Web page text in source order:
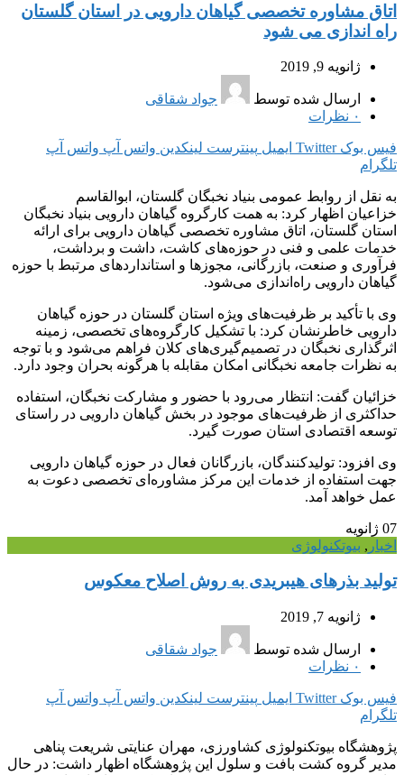
اتاق مشاوره تخصصی گیاهان دارویی در استان گلستان
راه اندازی می شود
ژانویه 9, 2019
ارسال شده توسط
جواد شقاقی
۰ نظرات
فیس بوک Twitter ایمیل پینترست لینکدین واتس آپ واتس آپ
تلگرام
به نقل از روابط عمومی بنیاد نخبگان گلستان، ابوالقاسم
خزاعیان اظهار کرد: به همت کارگروه گیاهان دارویی بنیاد نخبگان
استان گلستان، اتاق مشاوره تخصصی گیاهان دارویی برای ارائه
خدمات علمی و فنی در حوزه‌های کاشت، داشت و برداشت،
فرآوری و صنعت، بازرگانی، مجوزها و استانداردهای مرتبط با حوزه
گیاهان دارویی راه‌اندازی می‌شود.
وی با تأکید بر ظرفیت‌های ویژه استان گلستان در حوزه گیاهان
دارویی خاطرنشان کرد: با تشکیل کارگروه‌های تخصصی، زمینه
اثرگذاری نخبگان در تصمیم‌گیری‌های کلان فراهم می‌شود و با توجه
به نظرات جامعه نخبگانی امکان مقابله با هرگونه بحران وجود دارد.
خزائیان گفت: انتظار می‌رود با حضور و مشارکت نخبگان، استفاده
حداکثری از ظرفیت‌های موجود در بخش گیاهان دارویی در راستای
توسعه اقتصادی استان صورت گیرد.
وی افزود: تولیدکنندگان، بازرگانان فعال در حوزه گیاهان دارویی
جهت استفاده از خدمات این مرکز مشاوره‌ای تخصصی دعوت به
عمل خواهد آمد.
07 ژانویه
اخبار , بیوتکنولوژی
تولید بذرهای هیبریدی به روش اصلاح معکوس
ژانویه 7, 2019
ارسال شده توسط
جواد شقاقی
۰ نظرات
فیس بوک Twitter ایمیل پینترست لینکدین واتس آپ واتس آپ
تلگرام
پژوهشگاه بیوتکنولوژی کشاورزی، مهران عنایتی شریعت پناهی
مدیر گروه کشت بافت و سلول این پژوهشگاه اظهار داشت: در حال